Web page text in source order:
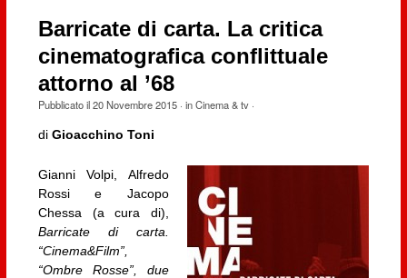
Barricate di carta. La critica
cinematografica conflittuale
attorno al ’68
Pubblicato il20 Novembre 2015· inCinema & tv·
di Gioacchino Toni
Gianni Volpi, Alfredo
Rossi e Jacopo
Chessa (a cura di),
Barricate di carta.
“Cinema&Film”,
“Ombre Rosse”, due